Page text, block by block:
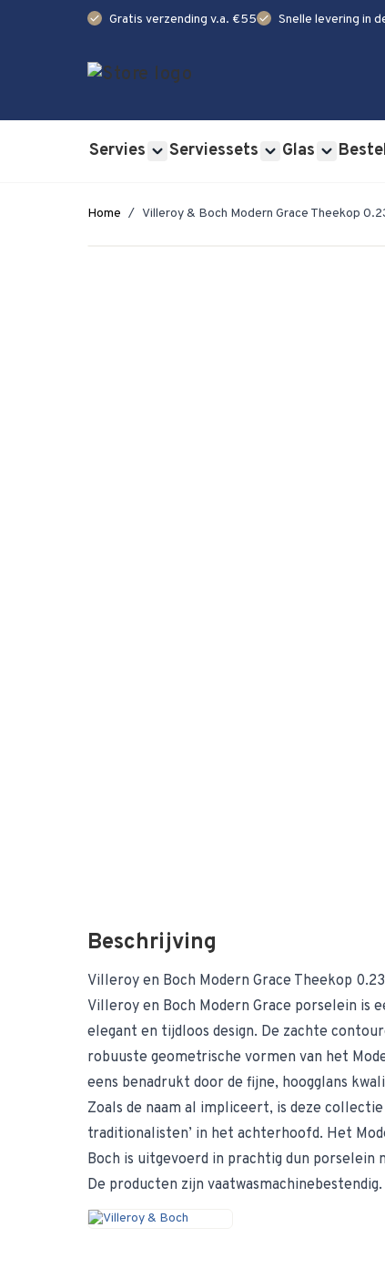
check Gratis verzending v.a. €55check Snelle levering in
Servies Serviessets Glas
Home / Villeroy & Boch Modern Grace Theekop
Beschrijving
Villeroy en Boch Modern Grace Theekop
Villeroy en Boch Modern Grace porselein is
elegant en tijdloos design. De zachte
robuuste geometrische vormen van het
eens benadrukt door de fijne, hoogglans
Zoals de naam al impliceert, is deze
traditionalisten’ in het achterhoofd. Het
Boch is uitgevoerd in prachtig dun porselein
De producten zijn vaatwasmachinebestendig.